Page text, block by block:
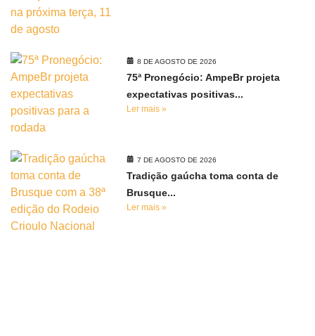
8 DE AGOSTO DE 2026
75ª Pronegócio: AmpeBr projeta
expectativas positivas...
Ler mais »
7 DE AGOSTO DE 2026
Tradição gaúcha toma conta de
Brusque...
Ler mais »